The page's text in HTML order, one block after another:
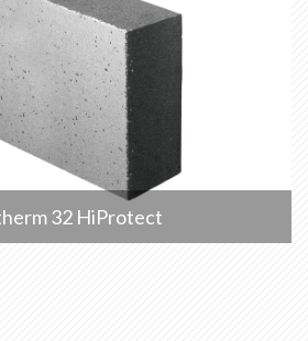
32 HiProtect